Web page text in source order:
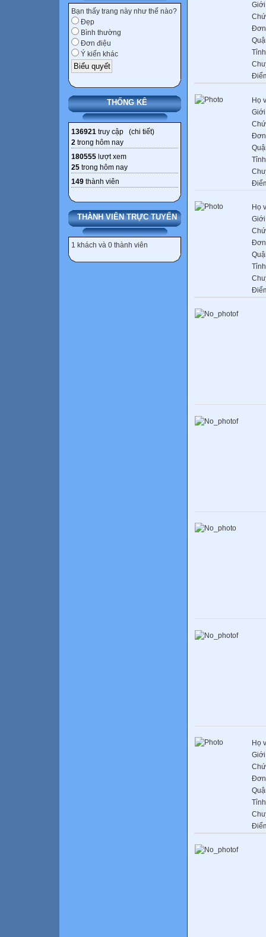
Bạn thấy trang này như thế nào?
Đẹp
Bình thường
Đơn điệu
Ý kiến khác
THỐNG KÊ
136921 truy cập (chi tiết)
2 trong hôm nay
180555 lượt xem
25 trong hôm nay
149 thành viên
THÀNH VIÊN TRỰC TUYẾN
1 khách và 0 thành viên
Họ
Họ
Họ